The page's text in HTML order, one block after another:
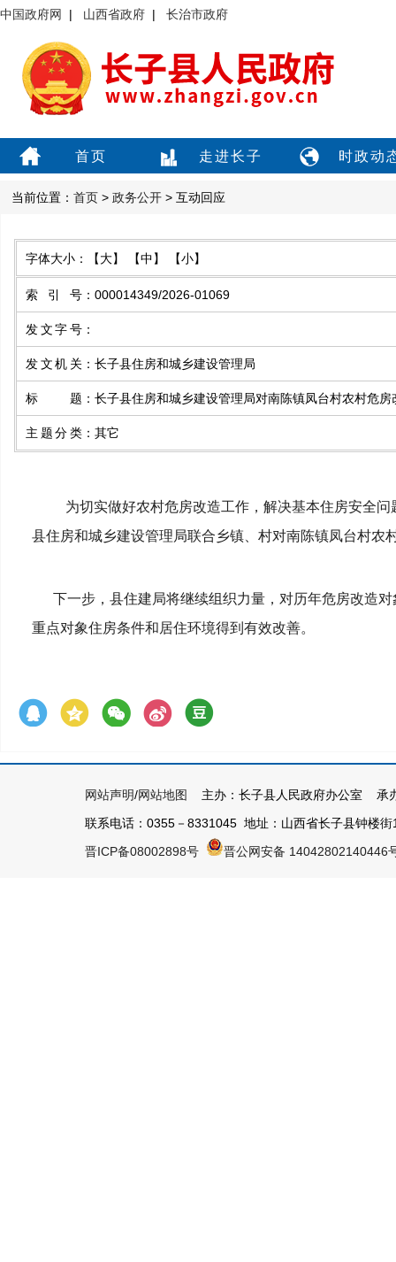
中国政府网 | 山西省政府 | 长治市政府
首页 走进长子 时政动
当前位置： 首页 > 政务公开 > 互动回应
字体大小： 【大】 【中】 【小】
索引号 ： 000014349/2026-01069
发文字号 ：
发文机关 ： 长子县住房和城乡建设管理局
标题 ： 长子县住房和城乡建设管理局对南陈镇凤台村农村危房
主题分类 ： 其它
为切实做好农村危房改造工作，解决基本住房安全
县住房和城乡建设管理局联合乡镇、村对南陈镇凤台村农
下一步，县住建局将继续组织力量，对历年危房改造对
重点对象住房条件和居住环境得到有效改善。
网站声明/网站地图
主办：长子县人民政府办公室 承
联系电话：0355－8331045 地址：山西省长子县钟楼
晋ICP备08002898号
晋公网安备 14042802140446